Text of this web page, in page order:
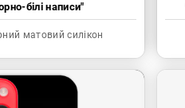
білі написи"
матовий силікон